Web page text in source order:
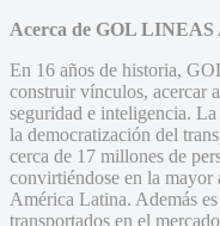
Acerca de GOL
En 16 años de historia,
construir vínculos, acercar
seguridad e inteligencia.
la democratización del
cerca de 17 millones de
convirtiéndose en la mayor
América Latina. Además
transportados en el